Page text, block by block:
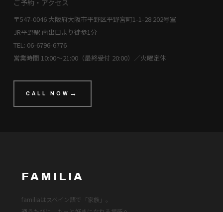
ご予約・アクセス
〒547-0046 大阪府大阪市平野区平野宮町1-1-28 202号室
JR平野駅 南出口より徒歩1分
TEL: 06-6796-6776
営業時間 10:00〜21:00（最終受付 20:00）／火曜定休
CALL NOW
FAMILIA
familiaはスペイン語で「家族」。